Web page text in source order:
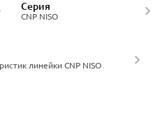
CNP NISO
Серия
линейки CNP NISO